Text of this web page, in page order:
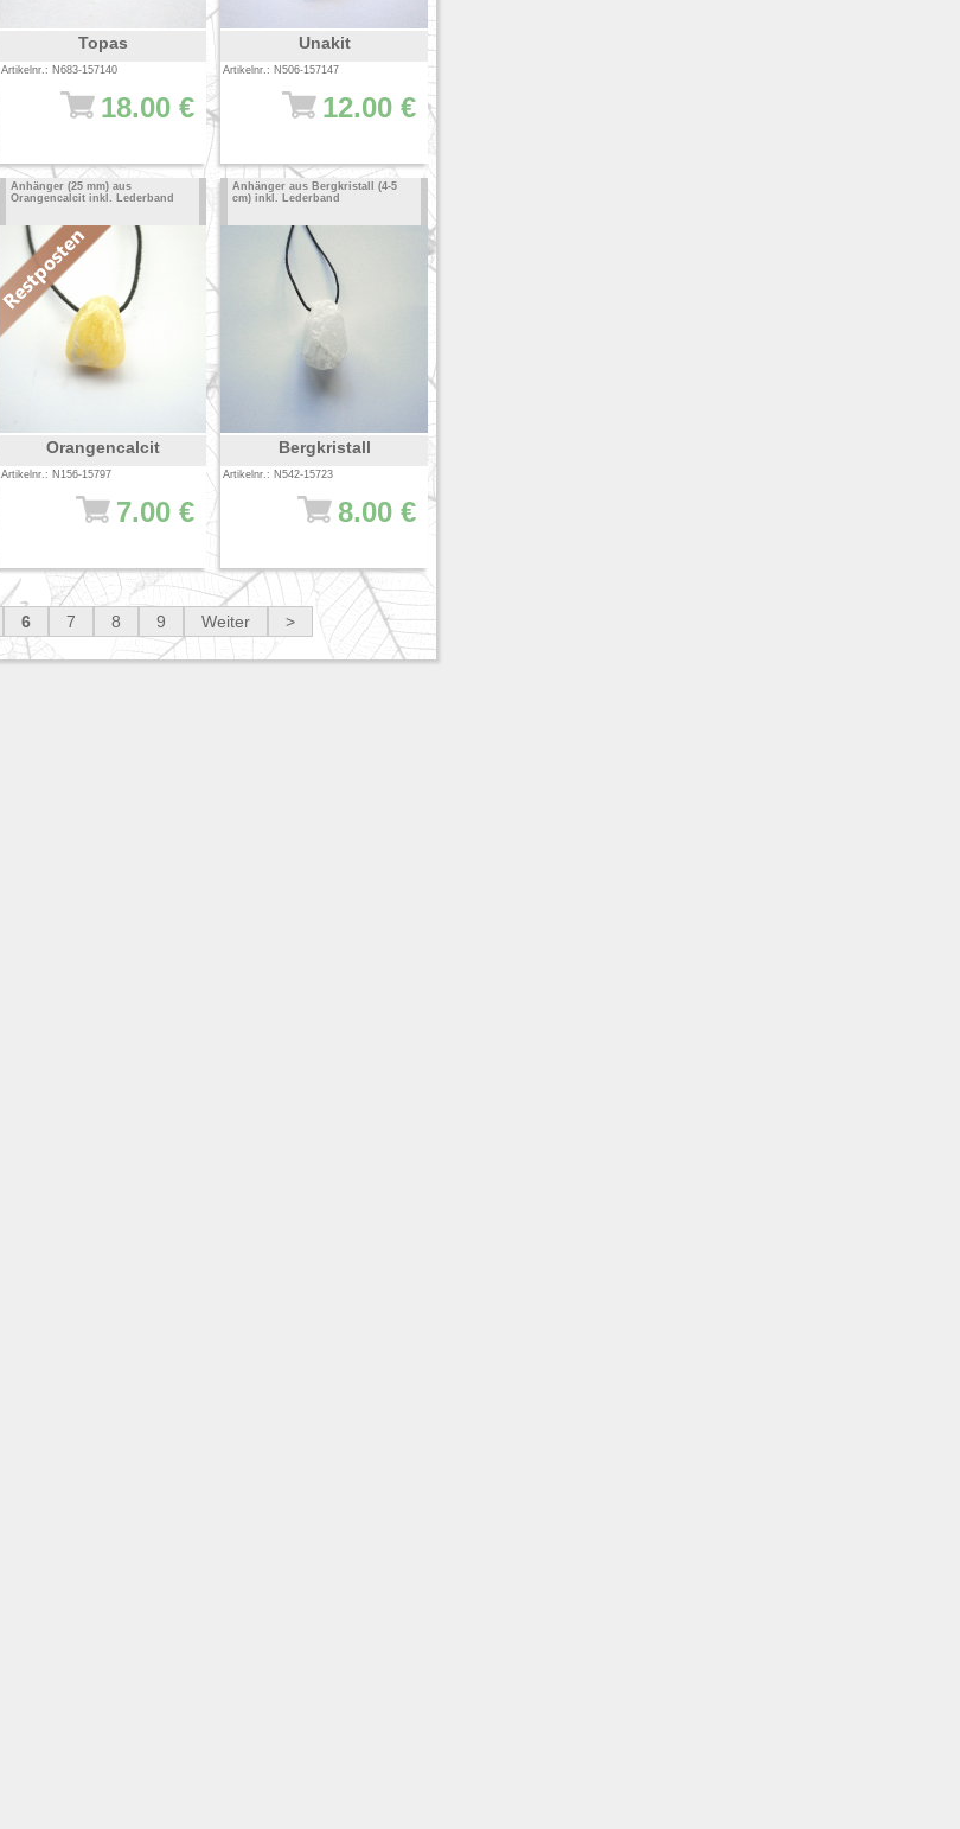
Topas
Artikelnr.: N683-157140
18.00 €
Unakit
Artikelnr.: N506-157147
12.00 €
Anhänger (25 mm) aus
Orangencalcit inkl. Lederband
Orangencalcit
Artikelnr.: N156-15797
7.00 €
Anhänger aus Bergkristall (4-5
cm) inkl. Lederband
Bergkristall
Artikelnr.: N542-15723
8.00 €
6 7 8 9 Weiter >